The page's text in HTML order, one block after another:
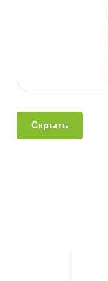
Скрыть